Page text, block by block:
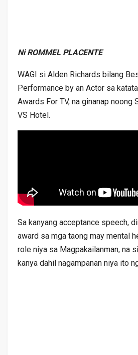
Ni ROMMEL PLACENTE
WAGI si Alden Richards bilang
Performance by an Actor sa
Awards For TV, na ginanap noong
VS Hotel.
Sa kanyang acceptance speech,
award sa mga taong may mental
role niya sa Magpakailanman, na
kanya dahil nagampanan niya ito